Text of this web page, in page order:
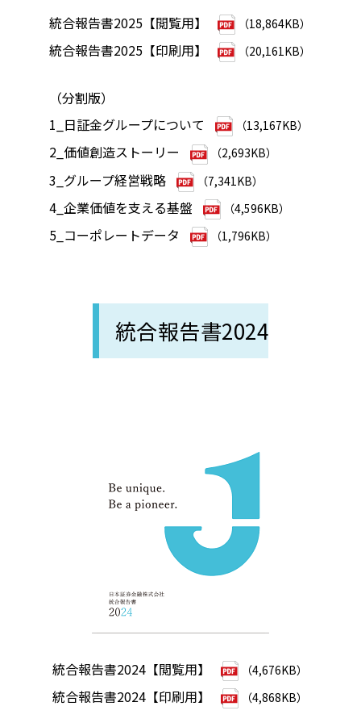
統合報告書2025【閲覧用】 （18,864KB）
統合報告書2025【印刷用】 （20,161KB）
（分割版）
1_日証金グループについて
（13,167KB）
2_価値創造ストーリー （2,693KB）
3_グループ経営戦略 （7,341KB）
4_企業価値を支える基盤 （4,596KB）
5_コーポレートデータ （1,796KB）
統合報告書2024
統合報告書2024【閲覧用】 （4,676KB）
統合報告書2024【印刷用】 （4,868KB）